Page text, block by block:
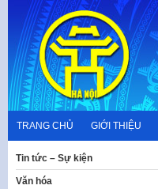
content
TRANG CHỦ GIỚI THIỆU
Tin tức – Sự kiện
Văn hóa